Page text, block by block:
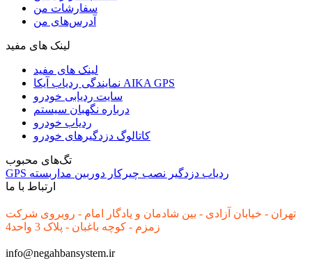
سفارشات من
آدرس‌های من
لینک های مفید
لینک های مفید
نمایندگی ردیاب آیکا AIKA GPS
سایت ردیابی خودرو
درباره نگهبان سیستم
ردیاب خودرو
کاتالوگ دزدگیرهای خودرو
تگ‌های محبوب
GPS
ردیاب دزدگیر نصب چیرکار دوربین مداربسته
ارتباط با ما
تهران - خیابان آزادی - بین شادمان و یادگار امام - روبروی شرکت
زمزم - کوچه باغبان - پلاک 3 واحد4
info@negahbansystem.ir